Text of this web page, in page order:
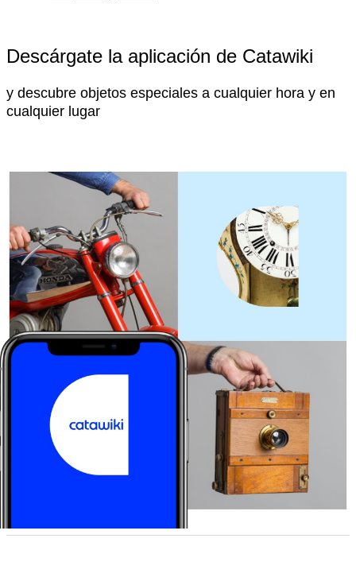
Descárgate la aplicación de Catawiki
y descubre objetos especiales a cualquier hora y en
cualquier lugar